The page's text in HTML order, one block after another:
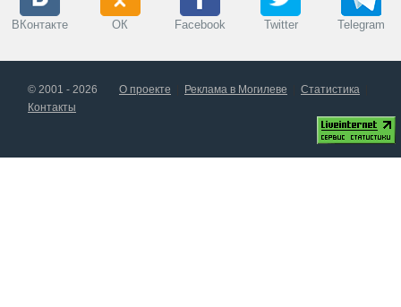
ВКонтакте ОК Facebook Twitter Telegram
© 2001 - 2026 О проекте Реклама в Могилеве
Статистика
Контакты